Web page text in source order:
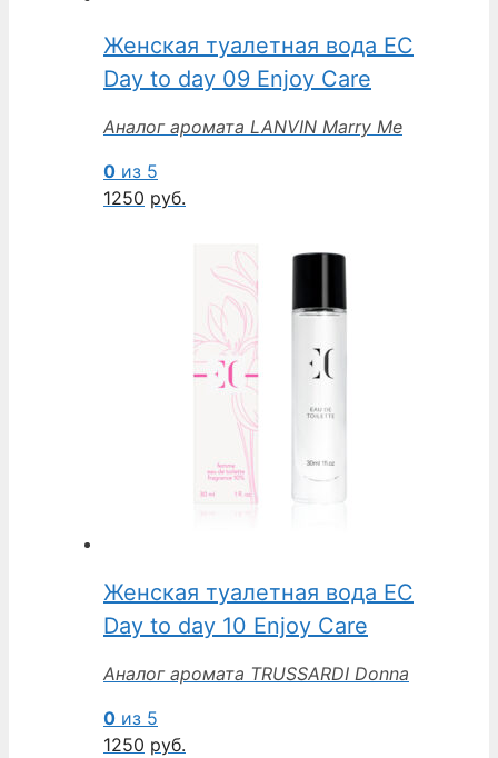
Женская туалетная вода EC
Day to day 09 Enjoy Care
Аналог аромата LANVIN Marry Me
0 из 5
1250 руб.
Женская туалетная вода EC
Day to day 10 Enjoy Care
Аналог аромата TRUSSARDI Donna
0 из 5
1250 руб.